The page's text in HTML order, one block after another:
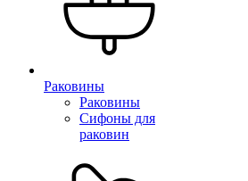
Раковины
Раковины
Сифоны для
раковин